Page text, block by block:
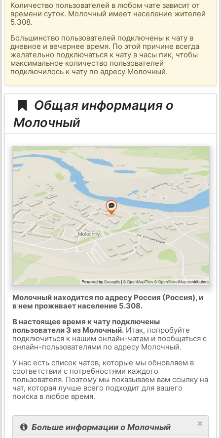
Количество пользователей в любом чате зависит от
времени суток. Молочный имеет население жителей
5.308.
Большинство пользователей подключены к чату в
дневное и вечернее время. По этой причине всегда
желательно подключаться к чату в часы пик, чтобы
максимальное количество пользователей
подключилось к чату по адресу Молочный.
Общая информация о
Молочный
Молочный находится по адресу Россия (Россия), и
в нем проживает население 5.308.
В настоящее время к чату подключены
пользователи 3 из Молочный.Итак, попробуйте
подключиться к нашим онлайн-чатам и пообщаться с
онлайн-пользователями по адресу Молочный.
У нас есть список чатов, которые мы обновляем в
соответствии с потребностями каждого
пользователя. Поэтому мы показываем вам ссылку на
чат, которая лучше всего подходит для вашего
поиска в любое время.
×
Больше информации о Молочный